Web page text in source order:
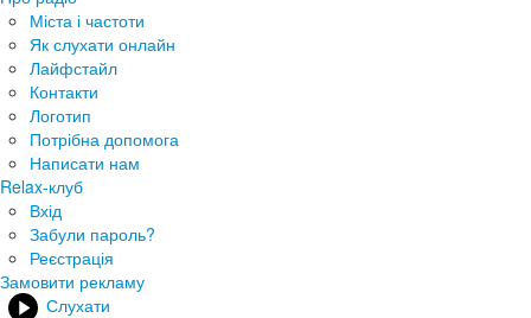
Міста і частоти
Як слухати онлайн
Лайфстайл
Контакти
Логотип
Потрібна допомога
Написати нам
Relax-клуб
Вхід
Забули пароль?
Реєстрація
Замовити рекламу
Слухати